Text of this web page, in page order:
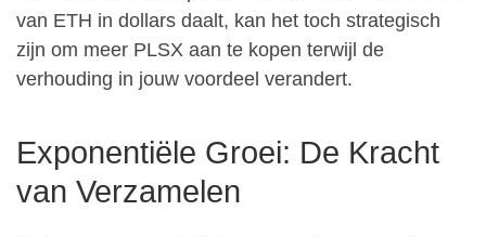
van ETH in dollars daalt, kan het toch strategisch
zijn om meer PLSX aan te kopen terwijl de
verhouding in jouw voordeel verandert.
Exponentiële Groei: De Kracht
van Verzamelen